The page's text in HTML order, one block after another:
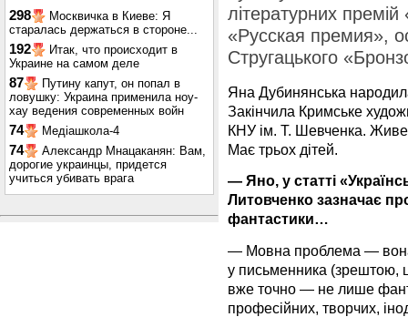
298
Москвичка в Киеве: Я
старалась держаться в стороне...
192
Итак, что происходит в
Украине на самом деле
87
Путину капут, он попал в
ловушку: Украина применила ноу-
хау ведения современных войн
74 Медіашкола-4
74
Александр Мнацаканян: Вам,
дорогие украинцы, придется
учиться убивать врага
літературних
«Русская премия»,
Стругацького
Яна Дубинянська
Закінчила Кримське
КНУ ім. Т. Шевченка. Живе
Має трьох дітей.
— Яно, у статті
Литовченко зазначає
фантастики…
— Мовна проблема —
у письменника (зрештою,
вже точно — не лише
професійних, творчих,